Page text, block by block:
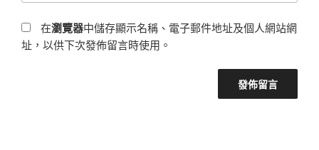
在瀏覽器中儲存顯示名稱、電子郵件地址及個人網站網
址，以供下次發佈留言時使用。